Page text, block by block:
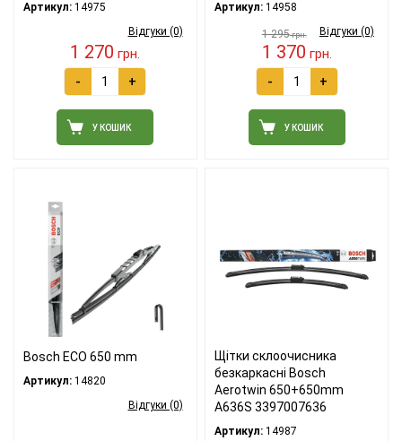
Артикул: 14975
Відгуки (0)
1 270 грн.
- +
У КОШИК
Артикул: 14958
Відгуки (0)
1 295грн.
1 370 грн.
- +
У КОШИК
Bosch ECO 650 mm
Артикул: 14820
Відгуки (0)
Щітки склоочисника
безкаркасні Bosch
Aerotwin 650+650mm
A636S 3397007636
Артикул: 14987